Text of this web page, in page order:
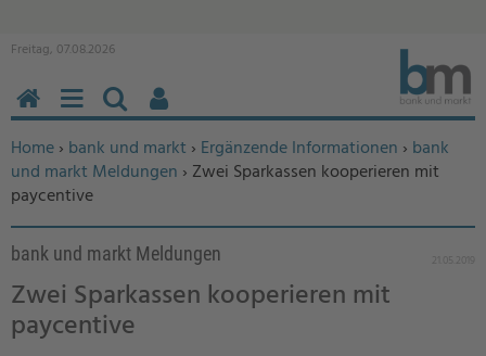
Freitag, 07.08.2026
Sie befinden sich hier:
Home› bank und markt › Ergänzende Informationen › bank
und markt Meldungen › Zwei Sparkassen kooperieren mit
paycentive
bank und markt Meldungen
Zwei Sparkassen kooperieren mit
paycentive
HOMEMENÜSUCHEN
BENUTZERFUNKTIONEN